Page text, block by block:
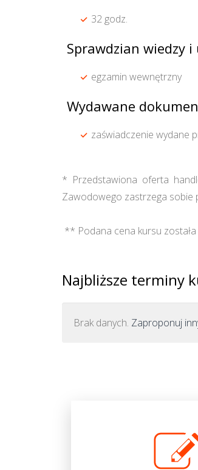
32 godz.
Sprawdzian wiedzy
egzamin wewnętrzny
Wydawane
zaświadczenie wydane
* Przedstawiona oferta
Zawodowego zastrzega sobie
** Podana cena kursu
Najbliższe terminy
Brak danych. Zaproponuj